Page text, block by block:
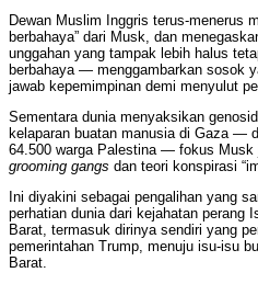
Dewan Muslim Inggris terus-menerus
berbahaya” dari Musk, dan
unggahan yang tampak lebih halus
berbahaya — menggambarkan sosok
jawab kepemimpinan demi menyulut
Sementara dunia menyaksikan
kelaparan buatan manusia di Gaza —
64.500 warga Palestina — fokus Musk
grooming gangs dan teori konspirasi
Ini diyakini sebagai pengalihan yang
perhatian dunia dari kejahatan perang
Barat, termasuk dirinya sendiri yang
pemerintahan Trump, menuju isu-isu
Barat.